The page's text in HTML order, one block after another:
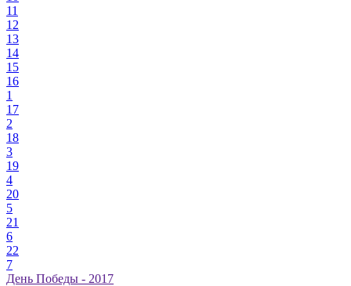
11
12
13
14
15
16
1
17
2
18
3
19
4
20
5
21
6
22
7
День Победы - 2017